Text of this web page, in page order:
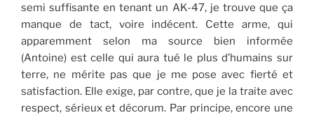
semi suffisante en tenant un AK-47, je trouve que ça
manque de tact, voire indécent. Cette arme, qui
apparemment selon ma source bien informée
(Antoine) est celle qui aura tué le plus d’humains sur
terre, ne mérite pas que je me pose avec fierté et
satisfaction. Elle exige, par contre, que je la traite avec
respect, sérieux et décorum. Par principe, encore une